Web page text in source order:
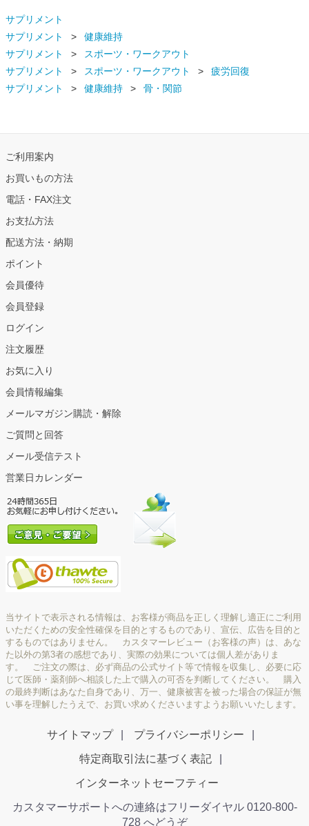
サプリメント
サプリメント
健康維持
サプリメント
スポーツ・ワークアウト
サプリメント
スポーツ・ワークアウト
疲労回復
サプリメント
健康維持 骨・関節
ご利用案内
お買いもの方法
電話・FAX注文
お支払方法
配送方法・納期
ポイント
会員優待
会員登録
ログイン
注文履歴
お気に入り
会員情報編集
メールマガジン購読・解除
ご質問と回答
メール受信テスト
営業日カレンダー
当サイトで表示される情報は、お客様が商品を正しく理解し適正にご利用
いただくための安全性確保を目的とするものであり、宣伝、広告を目的と
するものではありません。 カスタマーレビュー（お客様の声）は、あな
た以外の第3者の感想であり、実際の効果については個人差がありま
す。 ご注文の際は、必ず商品の公式サイト等で情報を収集し、必要に応
じて医師・薬剤師へ相談した上で購入の可否を判断してください。 購入
の最終判断はあなた自身であり、万一、健康被害を被った場合の保証が無
い事を理解したうえで、お買い求めくださいますようお願いいたします。
サイトマップ プライバシーポリシー
特定商取引法に基づく表記
インターネットセーフティー
カスタマーサポートへの連絡はフリーダイヤル 0120-800-
728 へどうぞ